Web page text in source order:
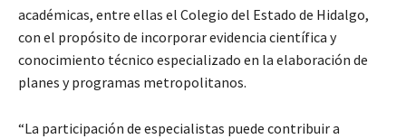
académicas, entre ellas el Colegio del Estado de Hidalgo,
con el propósito de incorporar evidencia científica y
conocimiento técnico especializado en la elaboración de
planes y programas metropolitanos.
“La participación de especialistas puede contribuir a